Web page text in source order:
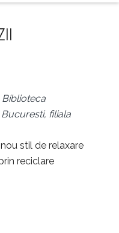
Biblioteca
filiala
stil de relaxare
reciclare